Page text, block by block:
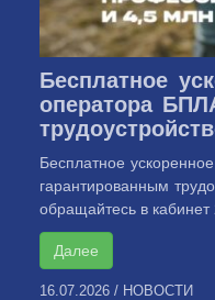
Бесплатное
оператора
Бесплатное
гарантированным
обращайтесь в кабинет
Далее
16.07.2026 / НОВОСТИ